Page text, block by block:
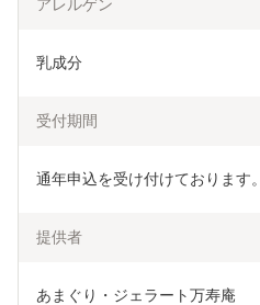
アレルゲン
乳成分
受付期間
通年申込を受け付けております。
提供者
あまぐり・ジェラート万寿庵